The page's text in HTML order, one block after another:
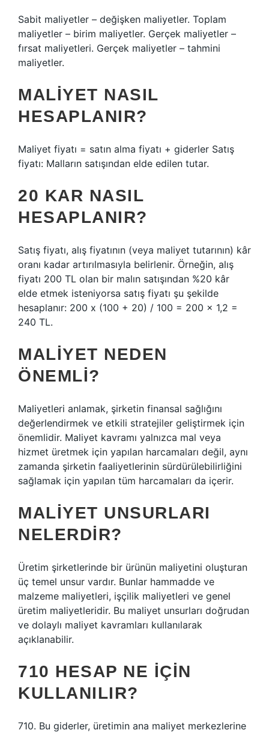
Sabit maliyetler – değişken maliyetler. Toplam
maliyetler – birim maliyetler. Gerçek maliyetler –
fırsat maliyetleri. Gerçek maliyetler – tahmini
maliyetler.
MALIYET NASIL
HESAPLANIR?
Maliyet fiyatı = satın alma fiyatı + giderler Satış
fiyatı: Malların satışından elde edilen tutar.
20 KAR NASIL
HESAPLANIR?
Satış fiyatı, alış fiyatının (veya maliyet tutarının) kâr
oranı kadar artırılmasıyla belirlenir. Örneğin, alış
fiyatı 200 TL olan bir malın satışından %20 kâr
elde etmek isteniyorsa satış fiyatı şu şekilde
hesaplanır: 200 x (100 + 20) / 100 = 200 x 1,2 =
240 TL.
MALIYET NEDEN
ÖNEMLI?
Maliyetleri anlamak, şirketin finansal sağlığını
değerlendirmek ve etkili stratejiler geliştirmek için
önemlidir. Maliyet kavramı yalnızca mal veya
hizmet üretmek için yapılan harcamaları değil, aynı
zamanda şirketin faaliyetlerinin sürdürülebilirliğini
sağlamak için yapılan tüm harcamaları da içerir.
MALIYET UNSURLARI
NELERDIR?
Üretim şirketlerinde bir ürünün maliyetini oluşturan
üç temel unsur vardır. Bunlar hammadde ve
malzeme maliyetleri, işçilik maliyetleri ve genel
üretim maliyetleridir. Bu maliyet unsurları doğrudan
ve dolaylı maliyet kavramları kullanılarak
açıklanabilir.
710 HESAP NE IÇIN
KULLANILIR?
710. Bu giderler, üretimin ana maliyet merkezlerine